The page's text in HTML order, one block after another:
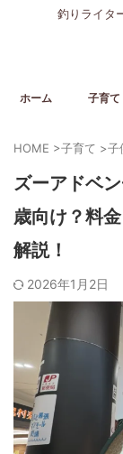
釣りライタ
ホーム 子育て
HOME >子育て >子
ズーアドベ
歳向け？料
解説！
2026年1月2日